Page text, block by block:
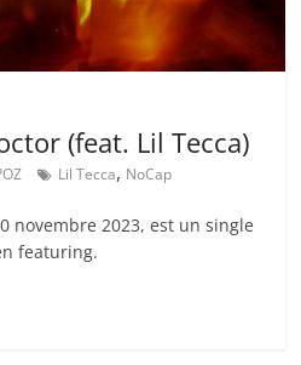
(feat. Lil Tecca)
Lil Tecca, NoCap
novembre 2023, est un single
featuring.